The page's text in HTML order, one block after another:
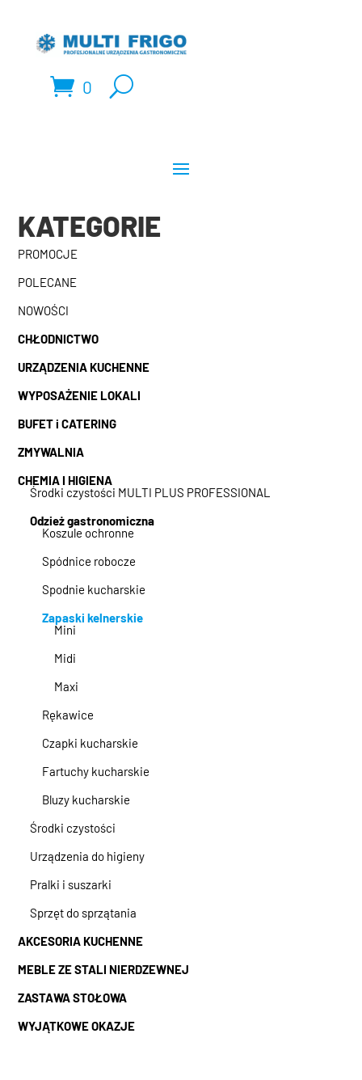
0
KATEGORIE
PROMOCJE
POLECANE
NOWOŚCI
CHŁODNICTWO
URZĄDZENIA KUCHENNE
WYPOSAŻENIE LOKALI
BUFET i CATERING
ZMYWALNIA
CHEMIA I HIGIENA
Środki czystości MULTI PLUS PROFESSIONAL
Odzież gastronomiczna
Koszule ochronne
Spódnice robocze
Spodnie kucharskie
Zapaski kelnerskie
Mini
Midi
Maxi
Rękawice
Czapki kucharskie
Fartuchy kucharskie
Bluzy kucharskie
Środki czystości
Urządzenia do higieny
Pralki i suszarki
Sprzęt do sprzątania
AKCESORIA KUCHENNE
MEBLE ZE STALI NIERDZEWNEJ
ZASTAWA STOŁOWA
WYJĄTKOWE OKAZJE